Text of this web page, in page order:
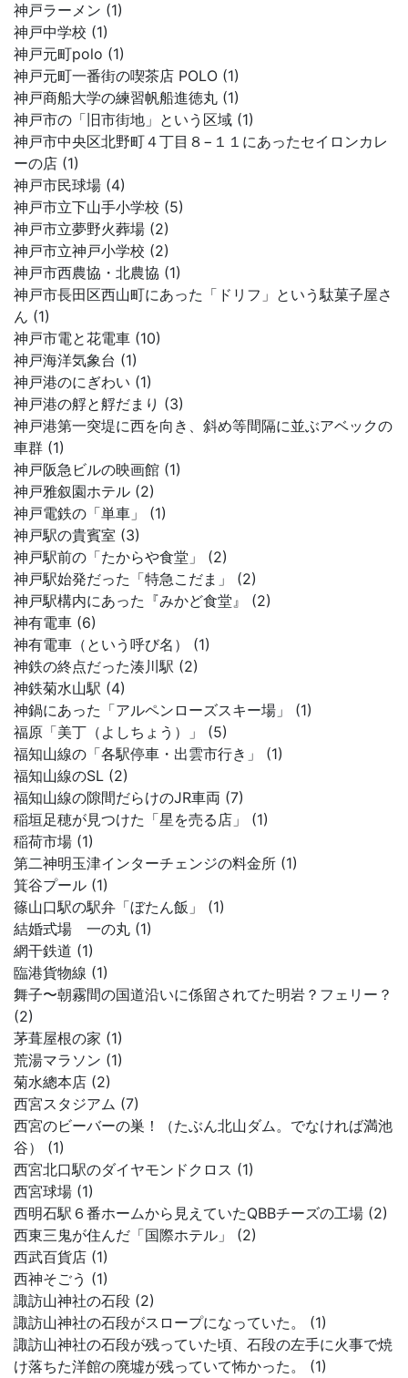
神戸ラーメン (1)
神戸中学校 (1)
神戸元町polo (1)
神戸元町一番街の喫茶店 POLO (1)
神戸商船大学の練習帆船進徳丸 (1)
神戸市の「旧市街地」という区域 (1)
神戸市中央区北野町４丁目８−１１にあったセイロンカレ
ーの店 (1)
神戸市民球場 (4)
神戸市立下山手小学校 (5)
神戸市立夢野火葬場 (2)
神戸市立神戸小学校 (2)
神戸市西農協・北農協 (1)
神戸市長田区西山町にあった「ドリフ」という駄菓子屋さ
ん (1)
神戸市電と花電車 (10)
神戸海洋気象台 (1)
神戸港のにぎわい (1)
神戸港の艀と艀だまり (3)
神戸港第一突堤に西を向き、斜め等間隔に並ぶアベックの
車群 (1)
神戸阪急ビルの映画館 (1)
神戸雅叙園ホテル (2)
神戸電鉄の「単車」 (1)
神戸駅の貴賓室 (3)
神戸駅前の「たからや食堂」 (2)
神戸駅始発だった「特急こだま」 (2)
神戸駅構内にあった『みかど食堂』 (2)
神有電車 (6)
神有電車（という呼び名） (1)
神鉄の終点だった湊川駅 (2)
神鉄菊水山駅 (4)
神鍋にあった「アルペンローズスキー場」 (1)
福原「美丁（よしちょう）」 (5)
福知山線の「各駅停車・出雲市行き」 (1)
福知山線のSL (2)
福知山線の隙間だらけのJR車両 (7)
稲垣足穂が見つけた「星を売る店」 (1)
稲荷市場 (1)
第二神明玉津インターチェンジの料金所 (1)
箕谷プール (1)
篠山口駅の駅弁「ぼたん飯」 (1)
結婚式場 一の丸 (1)
網干鉄道 (1)
臨港貨物線 (1)
舞子〜朝霧間の国道沿いに係留されてた明岩？フェリー？
(2)
茅葺屋根の家 (1)
荒湯マラソン (1)
菊水總本店 (2)
西宮スタジアム (7)
西宮のビーバーの巣！（たぶん北山ダム。でなければ満池
谷） (1)
西宮北口駅のダイヤモンドクロス (1)
西宮球場 (1)
西明石駅６番ホームから見えていたQBBチーズの工場 (2)
西東三鬼が住んだ「国際ホテル」 (2)
西武百貨店 (1)
西神そごう (1)
諏訪山神社の石段 (2)
諏訪山神社の石段がスロープになっていた。 (1)
諏訪山神社の石段が残っていた頃、石段の左手に火事で焼
け落ちた洋館の廃墟が残っていて怖かった。 (1)